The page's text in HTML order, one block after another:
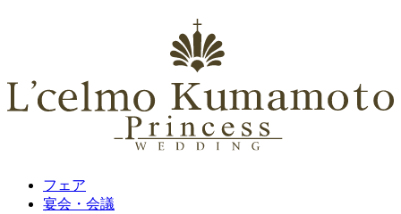
フェア
宴会・会議